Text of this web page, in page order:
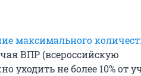
максимального
ВПР (всероссийскую
уходить не более 10% от